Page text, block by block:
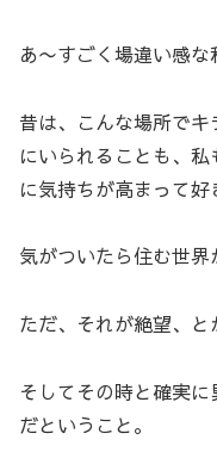
あ〜すごく場違い感
昔は、こんな場所で
にいられることも、
に気持ちが高まって好
気がついたら住む世界
ただ、それが絶望、と
そしてその時と確実
だということ。